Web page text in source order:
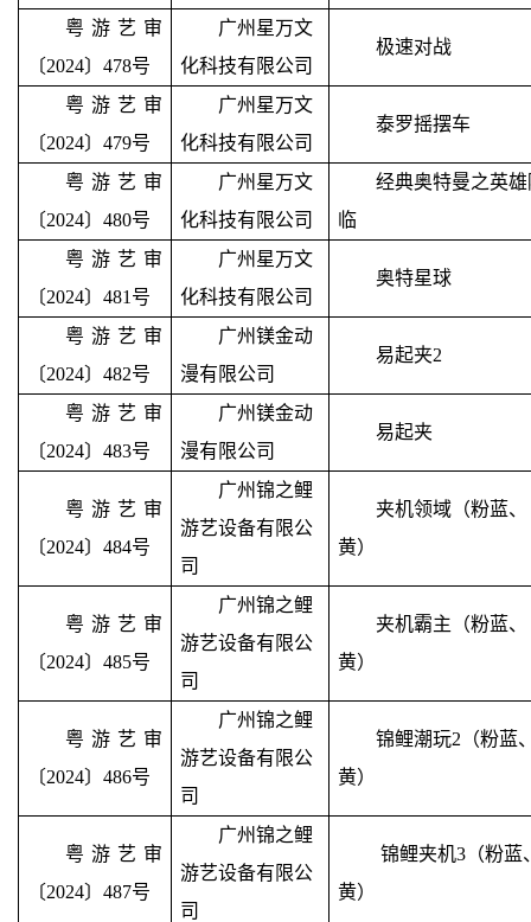
粤游艺审
〔2024〕478号
广州星万文
化科技有限公司
极速对战
粤游艺审
〔2024〕479号
广州星万文
化科技有限公司
泰罗摇摆车
粤游艺审
〔2024〕480号
广州星万文
化科技有限公司
经典奥特曼之英雄
临
粤游艺审
〔2024〕481号
广州星万文
化科技有限公司
奥特星球
粤游艺审
〔2024〕482号
广州镁金动
漫有限公司
易起夹2
粤游艺审
〔2024〕483号
广州镁金动
漫有限公司
易起夹
粤游艺审
〔2024〕484号
广州锦之鲤
游艺设备有限公
司
夹机领域（粉蓝、
黄）
粤游艺审
〔2024〕485号
广州锦之鲤
游艺设备有限公
司
夹机霸主（粉蓝、
黄）
粤游艺审
〔2024〕486号
广州锦之鲤
游艺设备有限公
司
锦鲤潮玩2 （粉蓝
黄）
粤游艺审
〔2024〕487号
广州锦之鲤
游艺设备有限公
司
锦鲤夹机3 （粉蓝
黄）